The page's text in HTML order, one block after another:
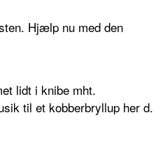
Hjælp nu med den
lidt i knibe mht.
til et kobberbryllup her d.